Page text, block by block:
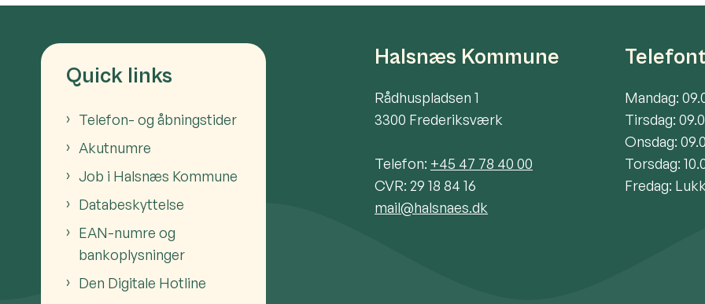
Quick links
Telefon- og åbningstider
Akutnumre
Job i Halsnæs Kommune
Databeskyttelse
EAN-numre og
bankoplysninger
Den Digitale Hotline
Halsnæs Kommune
Rådhuspladsen 1
3300 Frederiksværk
Telefon: +45 47 78 40 00
CVR: 29 18 84 16
mail@halsnaes.dk
Mandag:
Tirsdag:
Onsdag:
Torsdag:
Fredag: